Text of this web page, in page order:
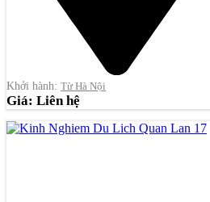
Khởi hành: Từ Hà Nội
Giá: Liên hệ